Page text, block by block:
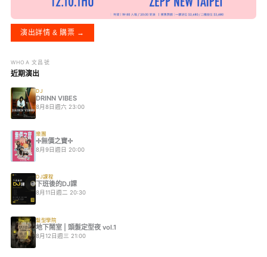
演出詳情 & 購票 →
WHOA 文昌號
近期演出
DJ
DRINN VIBES
8月8日週六 23:00
樂團
✢無價之寶✢
8月9日週日 20:00
DJ課程
下班後的DJ課
8月11日週二 20:30
髮型學院
地下鬧室 | 頭髮定型夜 vol.1
8月12日週三 21:00